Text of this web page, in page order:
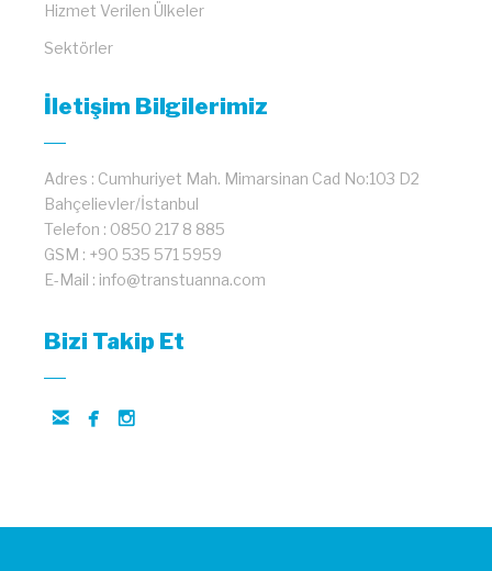
Hizmet Verilen Ülkeler
Sektörler
İletişim Bilgilerimiz
Adres : Cumhuriyet Mah. Mimarsinan Cad No:103 D2
Bahçelievler/İstanbul
Telefon : 0850 217 8 885
GSM : +90 535 571 5959
E-Mail : info@transtuanna.com
Bizi Takip Et
  